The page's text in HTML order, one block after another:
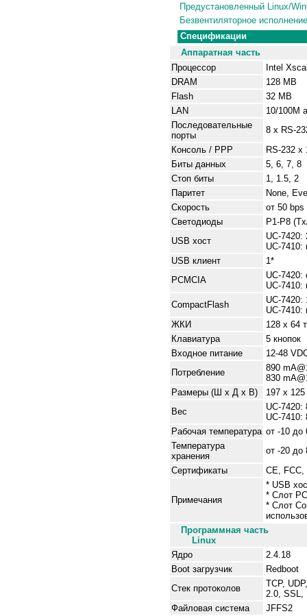
Предустановленный Linux/
Безвентиляторное исполнение
Спецификации
Аппаратная часть
Процессор
Intel
DRAM
128 MB
Flash
32 MB
LAN
10/100M
Последовательные
порты
8 х RS-
Консоль / PPP
RS-232 x
Биты данных
5, 6, 7, 8
Стоп биты
1, 1.5, 2
Паритет
None,
Скорость
от 50
Светодиоды
P1-P8
USB хост
UC-7420:
UC-7410:
USB клиент
1*
PCMCIA
UC-7420:
UC-7410:
CompactFlash
UC-7420:
UC-7410:
ЖКИ
128 x 64
Клавиатура
5 кнопок
Входное питание
12-48
Потребление
890
830
Размеры (Ш x Д x В)
197 x
Вес
UC-7420:
UC-7410:
Рабочая температура от -10 до
Температура
хранения
от -20 до
Сертификаты
CE, FCC,
Примечания
* USB
* Слот
* Слот
Программная часть
Linux
Ядро
2.4.18
Boot загрузчик
Redboot
Стек протоколов
TCP,
2.0, SSL,
Файловая система
JFFS2